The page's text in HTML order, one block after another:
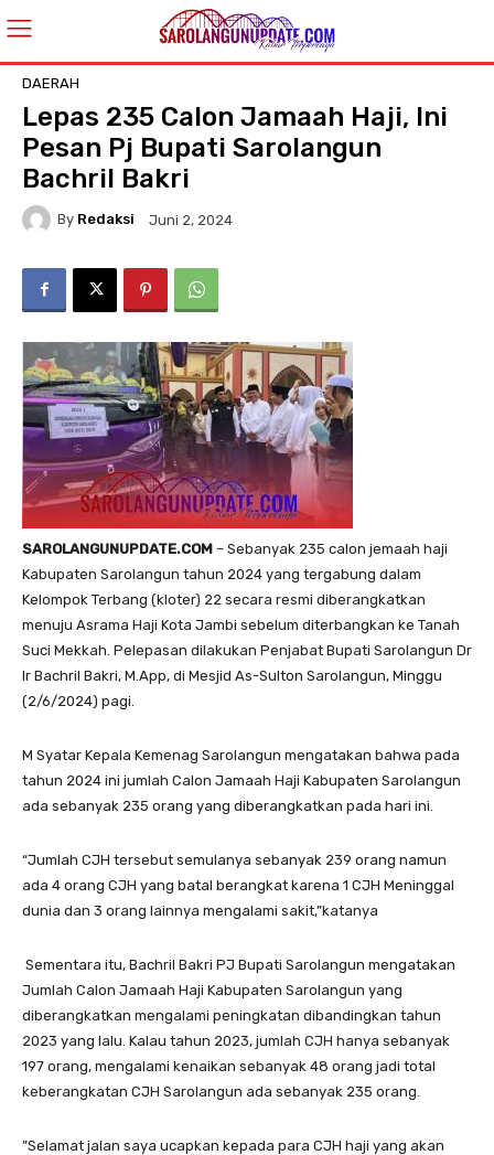
DAERAH
Lepas 235 Calon Jamaah Haji, Ini
Pesan Pj Bupati Sarolangun
Bachril Bakri
By Redaksi Juni 2, 2024
SAROLANGUNUPDATE.COM – Sebanyak 235 calon jemaah haji
Kabupaten Sarolangun tahun 2024 yang tergabung dalam
Kelompok Terbang (kloter) 22 secara resmi diberangkatkan
menuju Asrama Haji Kota Jambi sebelum diterbangkan ke Tanah
Suci Mekkah. Pelepasan dilakukan Penjabat Bupati Sarolangun Dr
Ir Bachril Bakri, M.App, di Mesjid As-Sulton Sarolangun, Minggu
(2/6/2024) pagi.
M Syatar Kepala Kemenag Sarolangun mengatakan bahwa pada
tahun 2024 ini jumlah Calon Jamaah Haji Kabupaten Sarolangun
ada sebanyak 235 orang yang diberangkatkan pada hari ini.
“Jumlah CJH tersebut semulanya sebanyak 239 orang namun
ada 4 orang CJH yang batal berangkat karena 1 CJH Meninggal
dunia dan 3 orang lainnya mengalami sakit,”katanya
Sementara itu, Bachril Bakri PJ Bupati Sarolangun mengatakan
Jumlah Calon Jamaah Haji Kabupaten Sarolangun yang
diberangkatkan mengalami peningkatan dibandingkan tahun
2023 yang lalu. Kalau tahun 2023, jumlah CJH hanya sebanyak
197 orang, mengalami kenaikan sebanyak 48 orang jadi total
keberangkatan CJH Sarolangun ada sebanyak 235 orang.
”Selamat jalan saya ucapkan kepada para CJH haji yang akan